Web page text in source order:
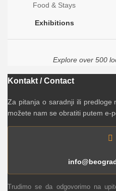
Food & Stays
Exhibitions
Explore over 500
Kontakt / Contact
Za pitanja o saradnji ili predloge
možete nam se obratiti putem e-
Trudimo se da odgovorimo na